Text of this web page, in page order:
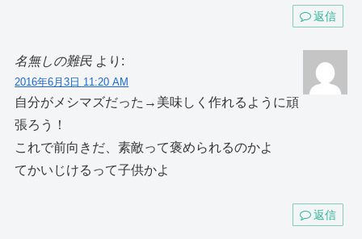
返信
名無しの難民 より:
2016年6月3日 11:20 AM
自分がメシマズだった→美味しく作れるように頑
張ろう！
これで前向きだ、素敵って褒められるのかよ
てかいじけるって子供かよ
返信